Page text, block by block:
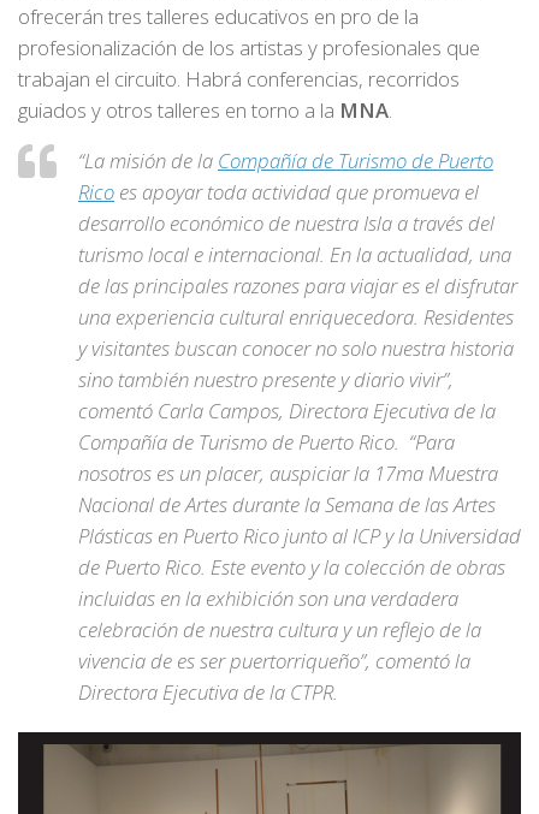
ofrecerán tres talleres educativos en pro de la
profesionalización de los artistas y profesionales que
trabajan el circuito. Habrá conferencias, recorridos
guiados y otros talleres en torno a la MNA
“La misión de la Compañía de Turismo de Puerto
Rico es apoyar toda actividad que promueva el
desarrollo económico de nuestra Isla a través del
turismo local e internacional. En la actualidad, una
de las principales razones para viajar es el disfrutar
una experiencia cultural enriquecedora. Residentes
y visitantes buscan conocer no solo nuestra historia
sino también nuestro presente y diario vivir”,
comentó Carla Campos, Directora Ejecutiva de la
Compañía de Turismo de Puerto Rico. “Para
nosotros es un placer, auspiciar la 17ma Muestra
Nacional de Artes durante la Semana de las Artes
Plásticas en Puerto Rico junto al ICP y la Universidad
de Puerto Rico. Este evento y la colección de obras
incluidas en la exhibición son una verdadera
celebración de nuestra cultura y un reflejo de la
vivencia de es ser puertorriqueño”, comentó la
Directora Ejecutiva de la CTPR.